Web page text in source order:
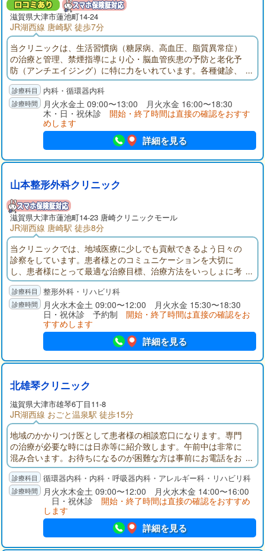
滋賀県大津市蓮池町14-24
JR湖西線 唐崎駅 徒歩7分
当クリニックは、生活習慣病（糖尿病、高血圧、脂質異常症）
の治療と管理、禁煙指導により心・脳血管疾患の予防と老化予
防（アンチエイジング）に特に力をいれています。各種健診、
予防接種、心臓・動脈硬化ドック、アンチエイジング点滴・美
容点滴・疲労回復点滴（保険外診療）も行っております。
内科・循環器内科
月火水金土 09:00〜13:00 月火水金 16:00〜18:30
木・日・祝休診 開始・終了時間は直接の確認をおすす
めします
詳細を見る
山本整形外科クリニック
滋賀県大津市蓮池町14-23 唐崎クリニックモール
JR湖西線 唐崎駅 徒歩8分
当クリニックでは、地域医療に少しでも貢献できるよう日々の
診察をしています。患者様とのコミュニケーションを大切に
し、患者様にとって最適な治療目標、治療方法をいっしょに考
えたいと思います。患者様に納得して治療を受けて頂けるよ
う、わかりやすく説明させて頂くことを大事にしています。
整形外科・リハビリ科
月火水木金土 09:00〜12:00 月火水金 15:30〜18:30
日・祝休診 予約制 開始・終了時間は直接の確認をお
すすめします
詳細を見る
北雄琴クリニック
滋賀県大津市雄琴6丁目11-8
JR湖西線 おごと温泉駅 徒歩15分
地域のかかりつけ医として患者様の相談窓口になります。専門
の治療が必要な時には日赤等に紹介致します。午前中は非常に
混み合います。お待ちになるのが困難な方は事前にお電話をお
願いします。
循環器内科・内科・呼吸器内科・アレルギー科・リハビリ科
月火水木金土 09:00〜12:00 月火水木金 14:00〜16:00
日・祝休診 開始・終了時間は直接の確認をおすすめ
します
詳細を見る